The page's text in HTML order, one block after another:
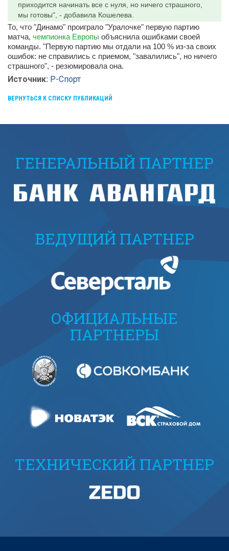
приходится начинать все с нуля, но ничего страшного,
мы готовы", - добавила Кошелева.
То, что "Динамо" проиграло "Уралочке" первую партию
матча, чемпионка Европы объяснила ошибками своей
команды. "Первую партию мы отдали на 100 % из-за своих
ошибок: не справились с приемом, "завалились", но ничего
страшного", - резюмировала она.
Источник: Р-Спорт
ВЕРНУТЬСЯ К СПИСКУ ПУБЛИКАЦИЙ
ГЕНЕРАЛЬНЫЙ ПАРТНЕР
ВЕДУЩИЙ ПАРТНЕР
ОФИЦИАЛЬНЫЕ
ПАРТНЕРЫ
ТЕХНИЧЕСКИЙ ПАРТНЕР